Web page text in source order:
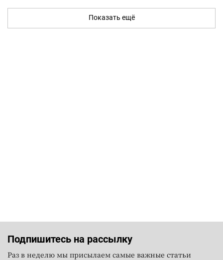
Показать ещё
Подпишитесь на рассылку
Раз в неделю мы присылаем самые важные статьи